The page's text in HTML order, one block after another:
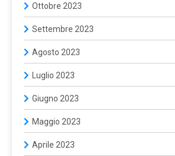
Ottobre 2023
Settembre 2023
Agosto 2023
Luglio 2023
Giugno 2023
Maggio 2023
Aprile 2023